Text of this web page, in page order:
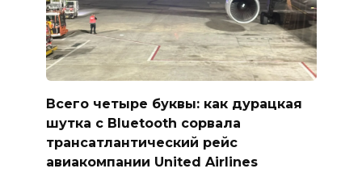
Всего четыре буквы: как дурацкая
шутка с Bluetooth сорвала
трансатлантический рейс
авиакомпании United Airlines